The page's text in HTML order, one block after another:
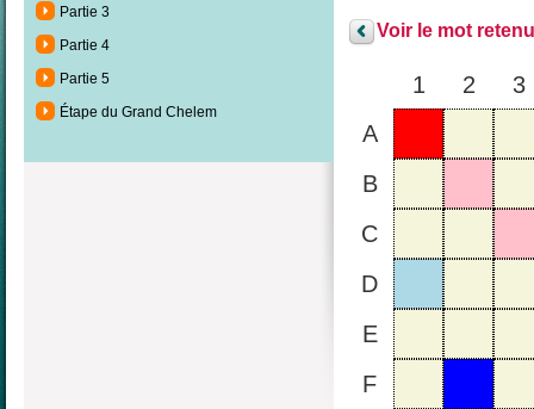
Partie 3
Partie 4
Partie 5
Étape du Grand Chelem
Voir le mot
1 2
3
A
B
C
D
E
F